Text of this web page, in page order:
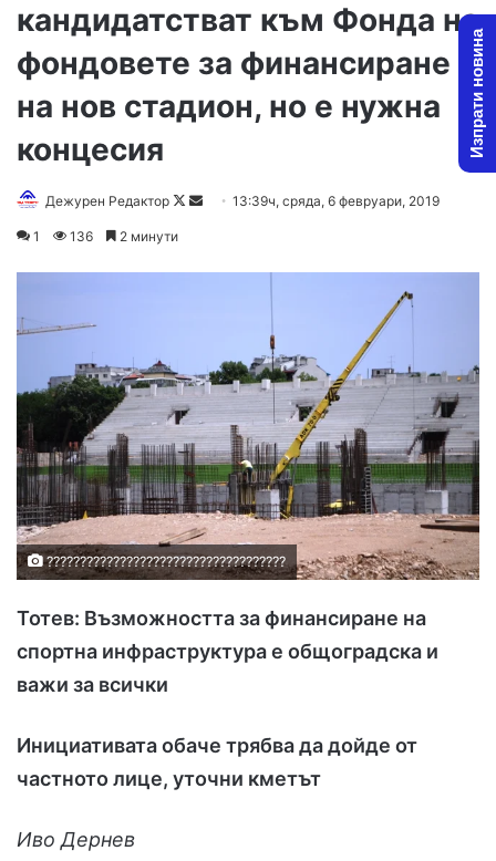
кандидатстват към Фонда на
фондовете за финансиране
на нов стадион, но е нужна
концесия
Дежурен Редактор
F
n
X
m
a
i
l
13:39ч, сряда, 6 февруари, 2019
1 136 2 минути
????????????????????????????????????
Тотев: Възможността за финансиране на
спортна инфраструктура е общоградска и
важи за всички
Инициативата обаче трябва да дойде от
частното лице, уточни кметът
Иво Дернев
Изпрати новина